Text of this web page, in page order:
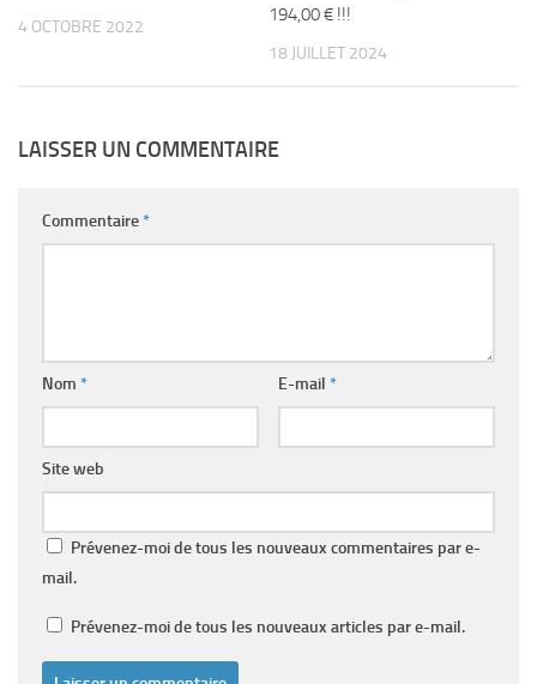
4 OCTOBRE 2022
194,00 € !!!
18 JUILLET 2024
LAISSER UN COMMENTAIRE
Commentaire*
Nom * E-mail *
Site web
Prévenez-moi de tous les nouveaux commentaires par e-
mail.
Prévenez-moi de tous les nouveaux articles par e-mail.